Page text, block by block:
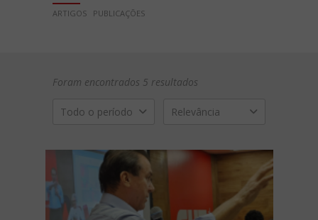
ARTIGOS
PUBLICAÇÕES
Foram encontrados 5 resultados
Todo o período Relevância